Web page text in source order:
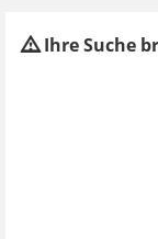
Ihre Suche